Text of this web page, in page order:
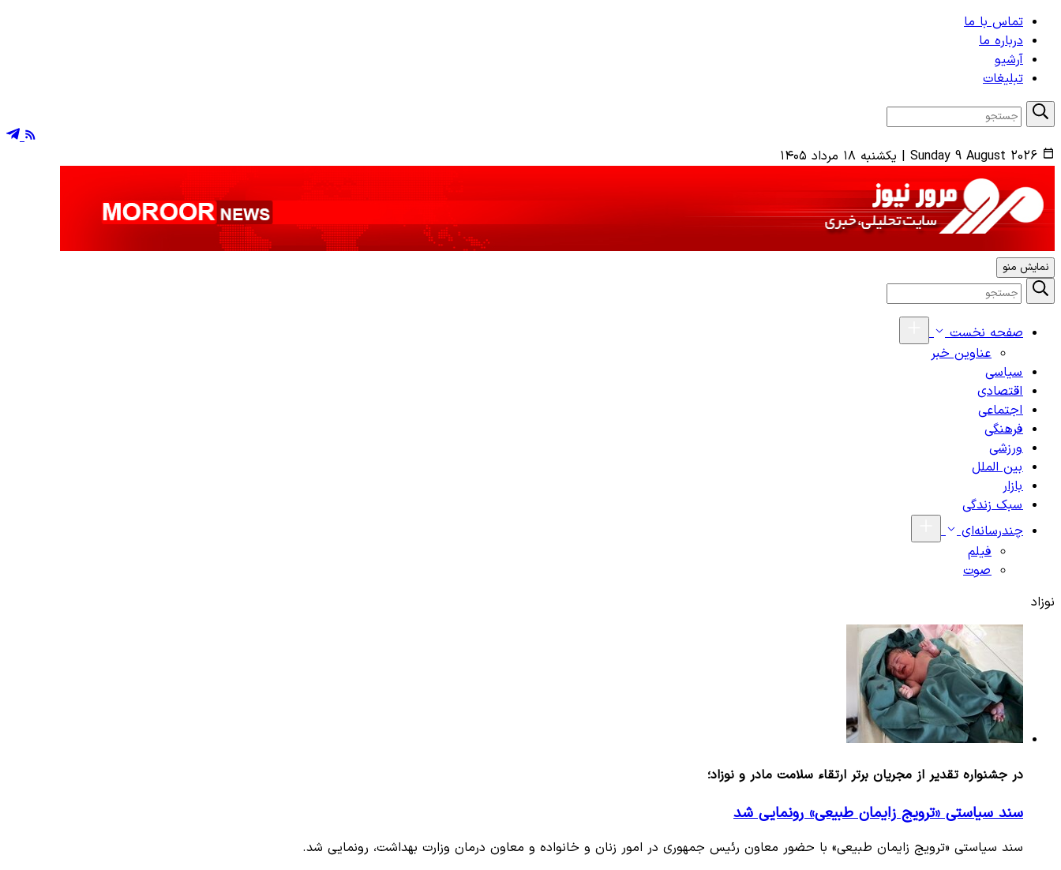
تماس با ما
درباره ما
آرشیو
تبلیغات
Sunday 9 August 2026
| یکشنبه ۱۸ مرداد ۱۴۰۵
نمایش منو
صفحه نخست
عناوین خبر
سیاسی
اقتصادی
اجتماعی
فرهنگی
ورزشی
بین الملل
بازار
سبک زندگی
چندرسانه‌ای
فیلم
صوت
نوزاد
در جشنواره تقدیر از مجریان برتر ارتقاء سلامت مادر و نوزاد؛
سند سیاستی «ترویج زایمان طبیعی» رونمایی شد
سند سیاستی «ترویج زایمان طبیعی» با حضور معاون رئیس جمهوری در امور زنان و خانواده و معاون درمان وزارت بهداشت، رونمایی شد.